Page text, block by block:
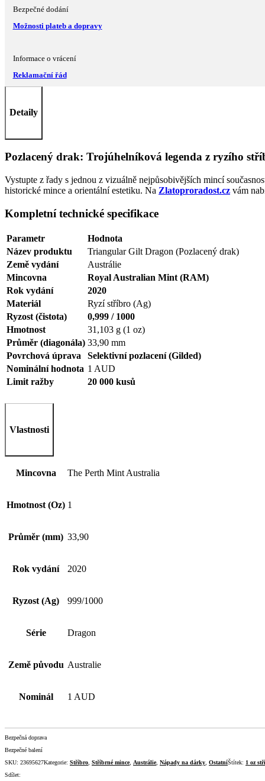
Bezpečné dodání
Možnosti plateb a dopravy
Informace o vrácení
Reklamační řád
Detaily
Pozlacený drak: Trojúhelníková legenda z ryzího
Vystupte z řady s jednou z vizuálně nejpůsobivějších mincí
historické mince a orientální estetiku. Na Zlatoproradost.cz vám
Kompletní technické specifikace
Parametr
Hodnota
Název produktu
Triangular Gilt Dragon (Pozlacený drak)
Země vydání
Austrálie
Mincovna
Royal Australian Mint (RAM)
Rok vydání
2020
Materiál
Ryzí stříbro (Ag)
Ryzost (čistota)
0,999 / 1000
Hmotnost
31,103 g (1 oz)
Průměr (diagonála) 33,90 mm
Povrchová úprava
Selektivní pozlacení (Gilded)
Nominální hodnota 1 AUD
Limit ražby
20 000 kusů
Vlastnosti
Mincovna The Perth Mint Australia
Hmotnost (Oz) 1
Průměr (mm) 33,90
Rok vydání 2020
Ryzost (Ag) 999/1000
Série Dragon
Země původu Australie
Nominál 1 AUD
Bezpečná doprava
Bezpečné balení
SKU: 23695627Kategorie: Stříbro, Stříbrné mince, Austrálie, Nápady na dárky, OstatníŠtítek: 1 oz
Sdílet: